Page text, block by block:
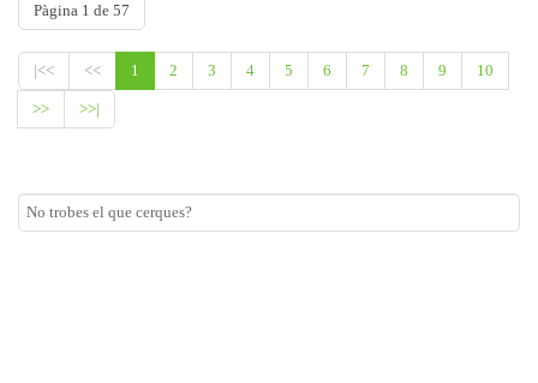
Pàgina 1 de 57
|<< << 1 2 3 4 5 6 7 8 9 10
>> >>|